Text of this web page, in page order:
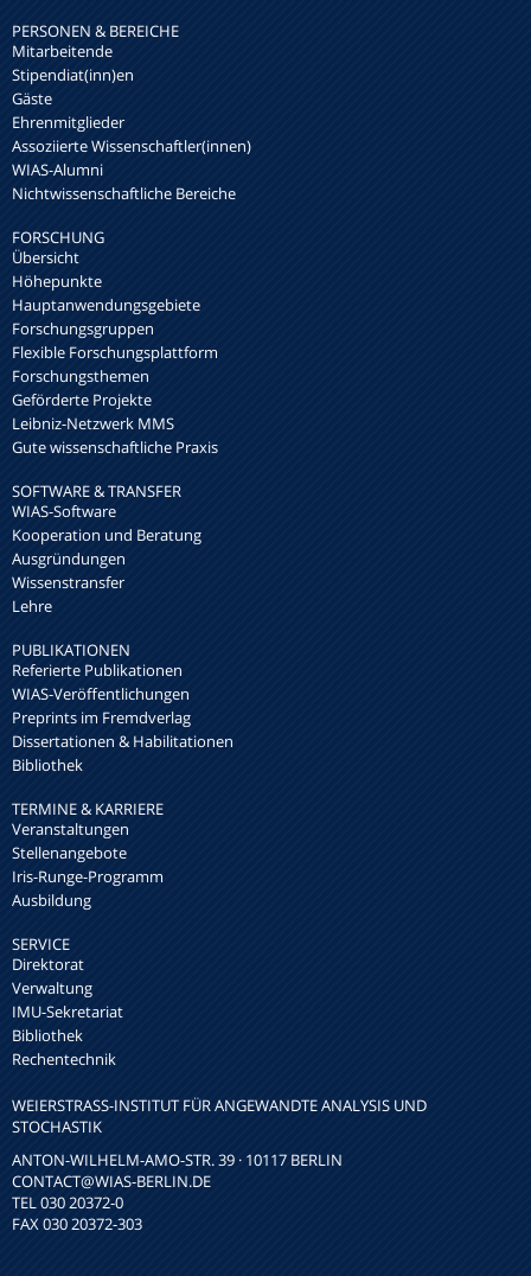
PERSONEN & BEREICHE
Mitarbeitende
Stipendiat(inn)en
Gäste
Ehrenmitglieder
Assoziierte Wissenschaftler(innen)
WIAS-Alumni
Nichtwissenschaftliche Bereiche
FORSCHUNG
Übersicht
Höhepunkte
Hauptanwendungsgebiete
Forschungsgruppen
Flexible Forschungsplattform
Forschungsthemen
Geförderte Projekte
Leibniz-Netzwerk MMS
Gute wissenschaftliche Praxis
SOFTWARE & TRANSFER
WIAS-Software
Kooperation und Beratung
Ausgründungen
Wissenstransfer
Lehre
PUBLIKATIONEN
Referierte Publikationen
WIAS-Veröffentlichungen
Preprints im Fremdverlag
Dissertationen & Habilitationen
Bibliothek
TERMINE & KARRIERE
Veranstaltungen
Stellenangebote
Iris-Runge-Programm
Ausbildung
SERVICE
Direktorat
Verwaltung
IMU-Sekretariat
Bibliothek
Rechentechnik
WEIERSTRASS-INSTITUT FÜR ANGEWANDTE ANALYSIS UND S
TOCHASTIK
ANTON-WILHELM-AMO-STR. 39 · 10117 BERLIN
CONTACT@WIAS-BERLIN.DE
TEL 030 20372-0
FAX 030 20372-303